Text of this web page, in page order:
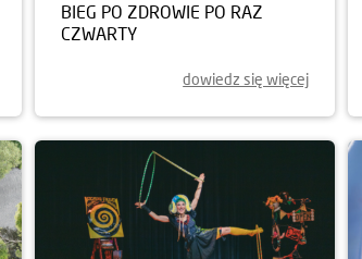
BIEG PO ZDROWIE PO RAZ
CZWARTY
dowiedz się więcej